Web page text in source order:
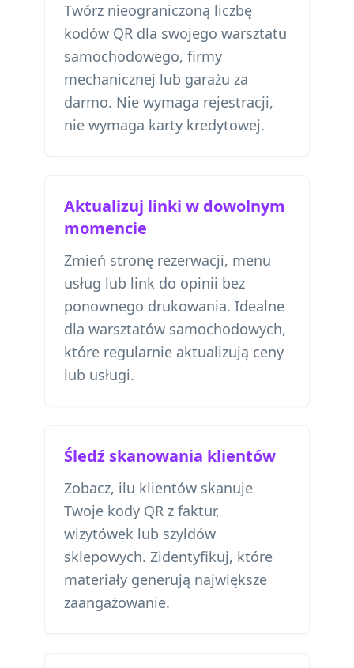
Twórz nieograniczoną liczbę
kodów QR dla swojego warsztatu
samochodowego, firmy
mechanicznej lub garażu za
darmo. Nie wymaga rejestracji,
nie wymaga karty kredytowej.
Aktualizuj linki w dowolnym
momencie
Zmień stronę rezerwacji, menu
usług lub link do opinii bez
ponownego drukowania. Idealne
dla warsztatów samochodowych,
które regularnie aktualizują ceny
lub usługi.
Śledź skanowania klientów
Zobacz, ilu klientów skanuje
Twoje kody QR z faktur,
wizytówek lub szyldów
sklepowych. Zidentyfikuj, które
materiały generują największe
zaangażowanie.